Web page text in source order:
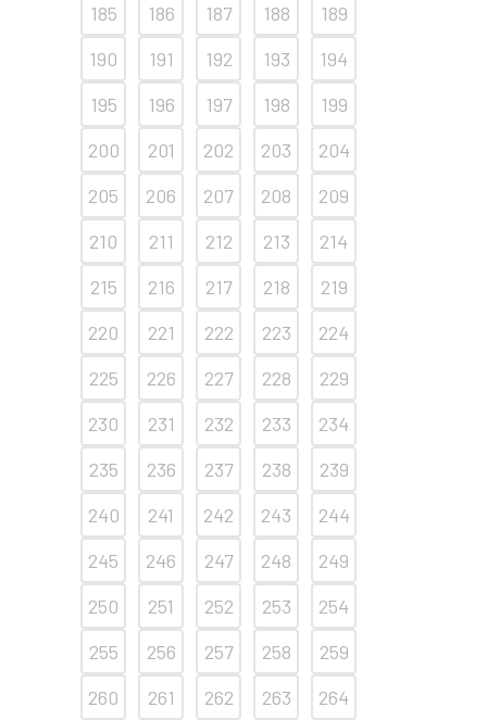
185
186 187 188
189
190
191 192 193
194
195
196 197 198
199
200
201 202 203
204
205
206 207 208
209
210
211 212 213
214
215
216 217 218
219
220
221 222 223
224
225
226 227 228
229
230
231 232 233
234
235
236 237 238
239
240
241 242 243
244
245
246 247 248
249
250
251 252 253
254
255
256 257 258
259
260
261 262 263
264